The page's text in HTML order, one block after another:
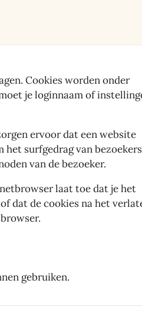
Cookies worden onder
je loginnaam of
ervoor dat een website
surfgedrag van
van de bezoeker.
laat toe dat je het
dat de cookies na het
gebruiken.